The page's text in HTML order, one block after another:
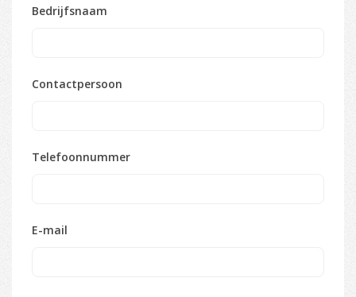
Bedrijfsnaam
Contactpersoon
Telefoonnummer
E-mail